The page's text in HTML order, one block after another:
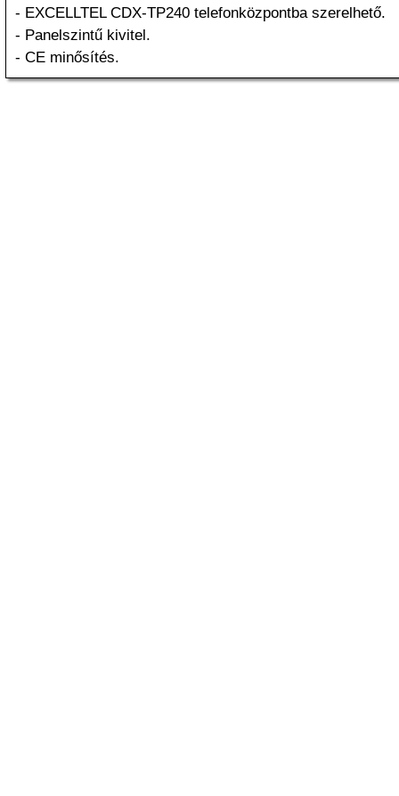
- EXCELLTEL CDX-TP240 telefonközpontba szerelhető.
- Panelszintű kivitel.
- CE minősítés.